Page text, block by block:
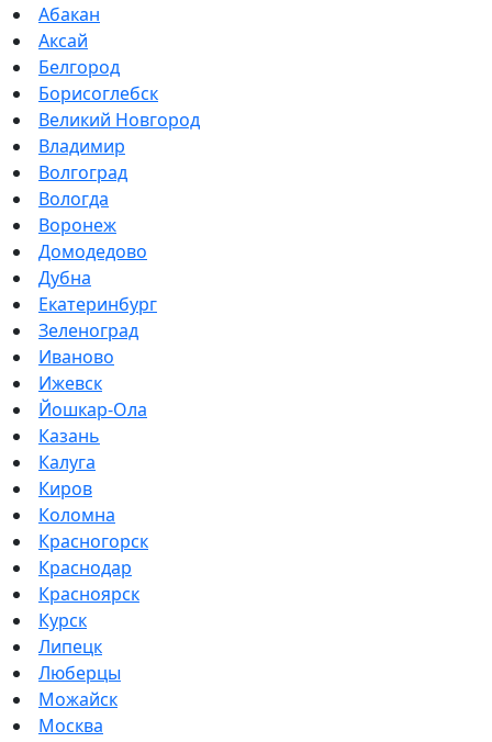
Абакан
Аксай
Белгород
Борисоглебск
Великий Новгород
Владимир
Волгоград
Вологда
Воронеж
Домодедово
Дубна
Екатеринбург
Зеленоград
Иваново
Ижевск
Йошкар-Ола
Казань
Калуга
Киров
Коломна
Красногорск
Краснодар
Красноярск
Курск
Липецк
Люберцы
Можайск
Москва